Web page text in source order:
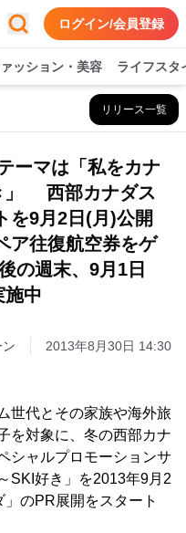
ログイン/会員登録
ッション・美容 ライフスタ
リリース一覧
ーマは「私をカナ
」 西部カナダス
を9月2日(月)公開
ア往復航空券をゲ
の週末、9月1日
施中
2013年8月30日 14:30
世代とその家族や海外旅
を対象に、冬の西部カナ
シャルプロモーションサ
SKI好き」を2013年9月2
のPR展開をスタート